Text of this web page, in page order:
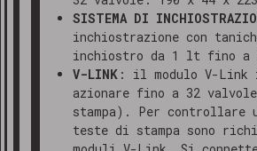
SISTEMA DI
inchiostrazione con
inchiostro da 1 lt fino a
V-LINK : il modulo V-Link
azionare fino a 32
stampa). Per
teste di stampa sono